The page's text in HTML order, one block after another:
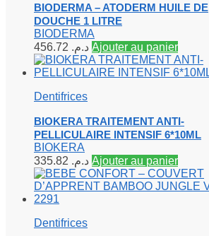
BIODERMA – ATODERM HUILE DE
DOUCHE 1 LITRE
BIODERMA
د.م. Ajouter au panier
Dentifrices
BIOKERA TRAITEMENT ANTI-
PELLICULAIRE INTENSIF 6*10ML
BIOKERA
د.م. Ajouter au panier
Dentifrices